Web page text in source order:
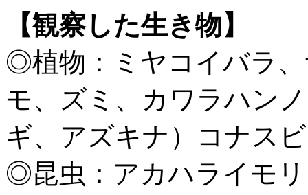
【観察した生き物】
◎植物：ミヤコイバラ
モ、ズミ、カワラハン
ギ、アズキナ）コナス
◎昆虫：アカハライモ